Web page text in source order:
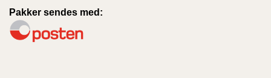
Pakker sendes med: